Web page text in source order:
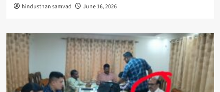
hindusthan samvad June 16, 2026